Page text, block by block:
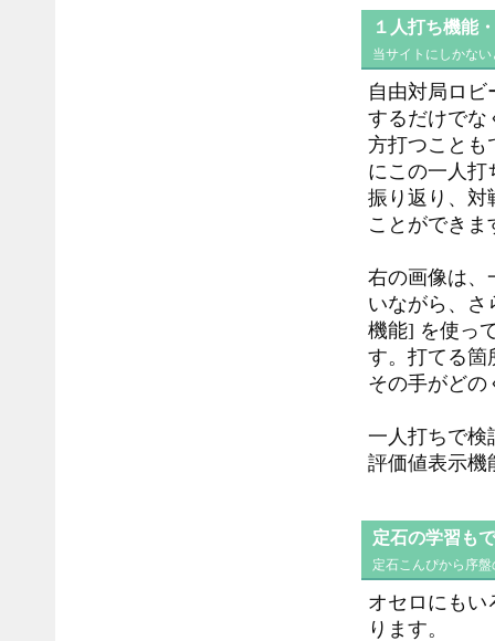
１人打ち機能
当サイトにしかな
自由対局ロビ
するだけでな
方打つことも
にこの一人打
振り返り、対
ことができま
右の画像は、
いながら、さ
機能] を使っ
す。打てる箇
その手がどの
一人打ちで検
評価値表示機
定石の学習も
定石こんぴから序
オセロにもい
ります。